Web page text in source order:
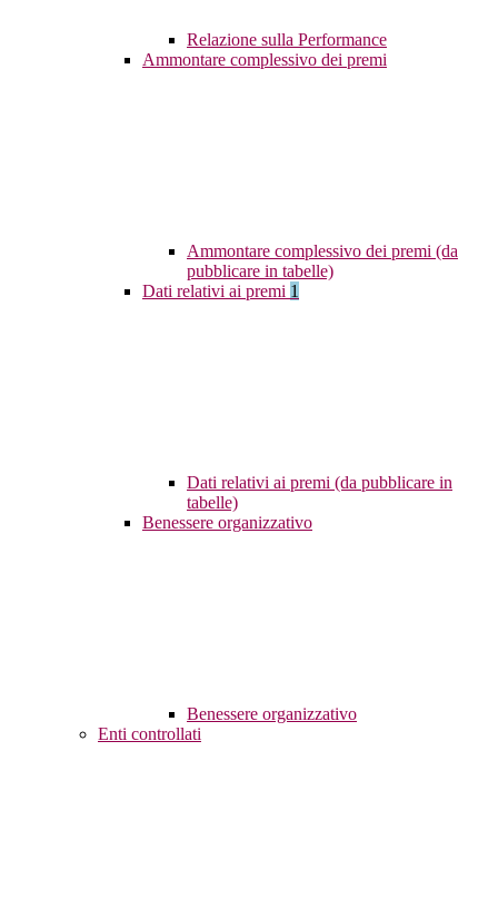
Relazione sulla Performance
Ammontare complessivo dei premi
Ammontare complessivo dei premi (da
pubblicare in tabelle)
Dati relativi ai premi 1
Dati relativi ai premi (da pubblicare in
tabelle)
Benessere organizzativo
Benessere organizzativo
Enti controllati